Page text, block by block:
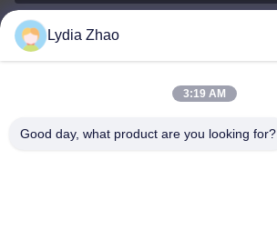
jesingd@vip.sina.com
Lydia Zhao
3:19 AM
Good day, what product are you looking for?